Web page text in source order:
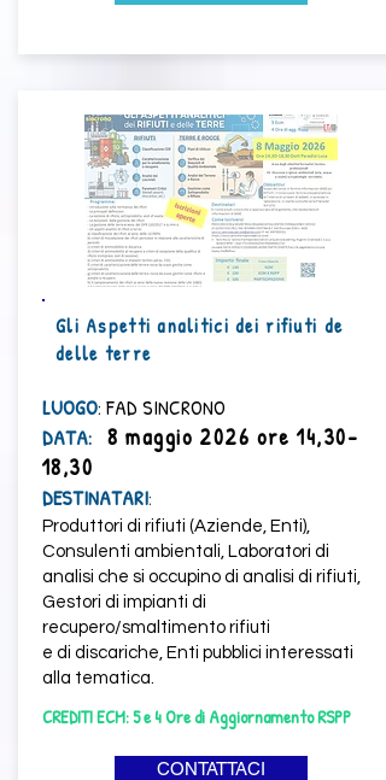
Gli Aspetti analitici dei rifiuti de
delle terre
LUOGO: FAD SINCRONO
​DATA: 8 maggio 2026 ore 14,30-
18,30
DESTINATARI:
Produttori di rifiuti (Aziende, Enti),
Consulenti ambientali, Laboratori di
analisi che si occupino di analisi di rifiuti,
Gestori di impianti di
recupero/smaltimento rifiuti
e di discariche, Enti pubblici interessati
alla tematica.
CREDITI ECM: 5 e 4 Ore di Aggiornamento RSPP
CONTATTACI